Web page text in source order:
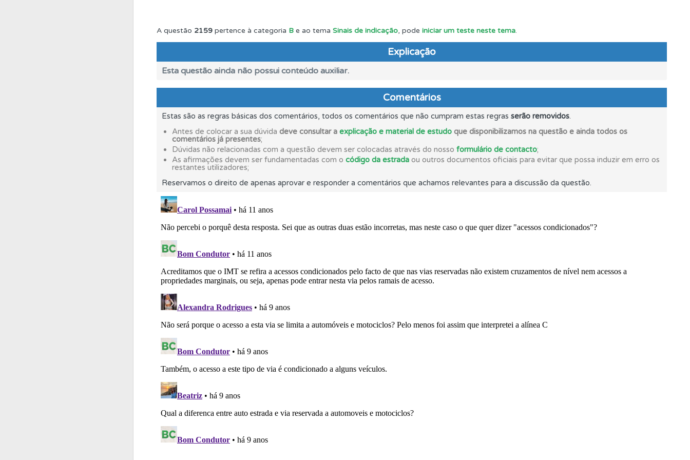
Consulte aqui todas as questões que usamos na plataforma.
Perfil Veja os temas onde tem mais dificuldades no seu perfil.
As questões que usamos estão atualizadas e são as mesmas do exame oficial.
Questões Consulte os comentários da questão quando tem dúvidas.
Crie uma conta para ter acesso às suas estatísticas em qualquer equipamento.
Biblioteca Consulte o código da estrada na nossa biblioteca.
Perfil Saiba no seu perfil se já está preparado para ir a exame.
Testemunhos Veja os testemunhos dos nossos utilizadores e deixe o seu!
A questão 2159 pertence à categoria B e ao tema Sinais de indicação, pode iniciar um teste neste tema.
Explicação
Esta questão ainda não possui conteúdo auxiliar.
Comentários
Estas são as regras básicas dos comentários, todos os comentários que não cumpram estas regras serão removidos.
Antes de colocar a sua dúvida deve consultar a explicação e material de estudo que disponibilizamos na questão e ainda todos os
comentários já presentes;
Dúvidas não relacionadas com a questão devem ser colocadas através do nosso formulário de contacto;
As afirmações devem ser fundamentadas com o código da estrada ou outros documentos oficiais para evitar que possa induzir em erro os
restantes utilizadores;
Reservamos o direito de apenas aprovar e responder a comentários que achamos relevantes para a discussão da questão.